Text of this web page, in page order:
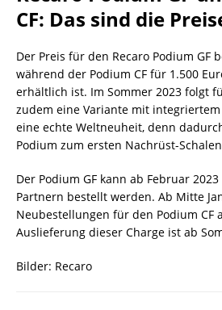
CF: Das sind die
Der Preis für den Recaro Podium GF
während der Podium CF für 1.500
erhältlich ist. Im Sommer 2023 folgt
zudem eine Variante mit integriertem
eine echte Weltneuheit, denn
Podium zum ersten Nachrüst-
Der Podium GF kann ab Februar
Partnern bestellt werden. Ab Mitte
Neubestellungen für den Podium CF
Auslieferung dieser Charge ist ab
Bilder: Recaro